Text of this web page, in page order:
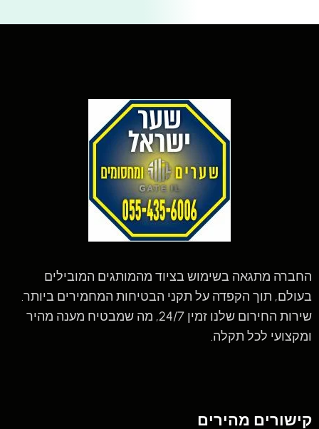
החברה מתגאה בשימוש בציוד מהמותגים המובילים
בעולם, תוך הקפדה על תקני הבטיחות המחמירים ביותר.
שירות החירום שלנו זמין 24/7, מה שמבטיח מענה מהיר
ומקצועי לכל תקלה.
קישורים מהירים